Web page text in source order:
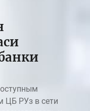
ЦБ РУз в сети